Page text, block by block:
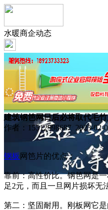
水暖商企动态
建筑钢笆网日后必将取代毛
作者：15512998687 2023-02-
钢板 网笆片的优点：
靠前：高性价比。钢笆网是
足2元，而且一旦网片损坏无
第二：坚固耐用。刚板网它